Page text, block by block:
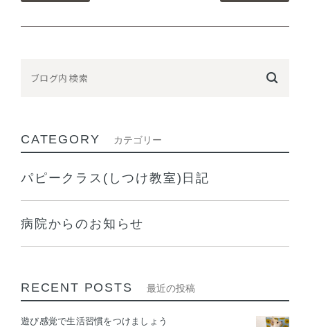
CATEGORY カテゴリー
パピークラス(しつけ教室)日記
病院からのお知らせ
RECENT POSTS 最近の投稿
遊び感覚で生活習慣をつけましょう